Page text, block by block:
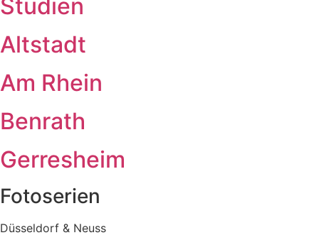
Studien
Altstadt
Am Rhein
Benrath
Gerresheim
Fotoserien
Düsseldorf & Neuss